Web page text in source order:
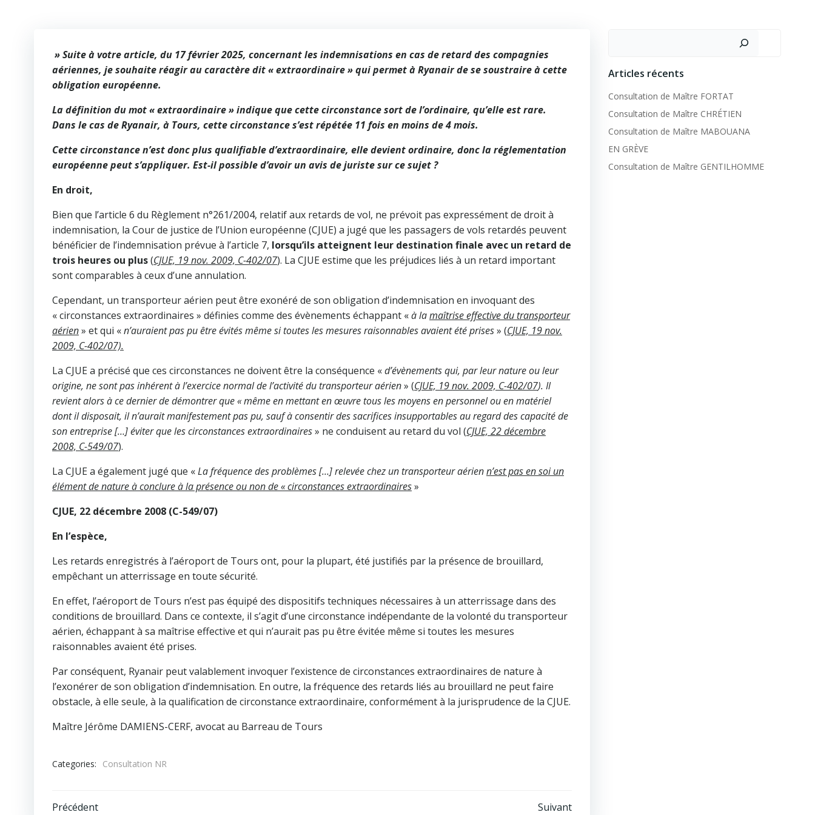
» Suite à votre article, du 17 février 2025, concernant les indemnisations en cas de retard des compagnies
aériennes, je souhaite réagir au caractère dit « extraordinaire » qui permet à Ryanair de se soustraire à cette
obligation européenne.
La définition du mot « extraordinaire » indique que cette circonstance sort de l’ordinaire, qu’elle est rare.
Dans le cas de Ryanair, à Tours, cette circonstance s’est répétée 11 fois en moins de 4 mois.
Cette circonstance n’est donc plus qualifiable d’extraordinaire, elle devient ordinaire, donc la réglementation
européenne peut s’appliquer. Est-il possible d’avoir un avis de juriste sur ce sujet ?
En droit,
Bien que l’article 6 du Règlement n°261/2004, relatif aux retards de vol, ne prévoit pas expressément de droit à
indemnisation, la Cour de justice de l’Union européenne (CJUE) a jugé que les passagers de vols retardés peuvent
bénéficier de l’indemnisation prévue à l’article 7, lorsqu’ils atteignent leur destination finale avec un retard de
trois heures ou plus(CJUE, 19 nov. 2009, C-402/07). La CJUE estime que les préjudices liés à un retard important
sont comparables à ceux d’une annulation.
Cependant, un transporteur aérien peut être exonéré de son obligation d’indemnisation en invoquant des
« circonstances extraordinaires » définies comme des évènements échappant «à lamaîtrise effective du transporteur
aérien» et qui «n’auraient pas pu être évités même si toutes les mesures raisonnables avaient été prises» (CJUE, 19 nov.
2009, C-402/07).
La CJUE a précisé que ces circonstances ne doivent être la conséquence «d’évènements qui, par leur nature ou leur
origine, ne sont pas inhérent à l’exercice normal de l’activité du transporteur aérien» (CJUE, 19 nov. 2009, C-402/07). Il
revient alors à ce dernier de démontrer que « même en mettant en œuvre tous les moyens en personnel ou en matériel
dont il disposait, il n’aurait manifestement pas pu, sauf à consentir des sacrifices insupportables au regard des capacité de
son entreprise […] éviter que les circonstances extraordinaires» ne conduisent au retard du vol (CJUE, 22 décembre
2008, C-549/07).
La CJUE a également jugé que «La fréquence des problèmes […] relevée chez un transporteur aérienn’est pas en soi un
élément de nature à conclure à la présence ou non de « circonstances extraordinaires»
CJUE, 22 décembre 2008 (C-549/07)
En l’espèce,
Les retards enregistrés à l’aéroport de Tours ont, pour la plupart, été justifiés par la présence de brouillard,
empêchant un atterrissage en toute sécurité.
En effet, l’aéroport de Tours n’est pas équipé des dispositifs techniques nécessaires à un atterrissage dans des
conditions de brouillard. Dans ce contexte, il s’agit d’une circonstance indépendante de la volonté du transporteur
aérien, échappant à sa maîtrise effective et qui n’aurait pas pu être évitée même si toutes les mesures
raisonnables avaient été prises.
Par conséquent, Ryanair peut valablement invoquer l’existence de circonstances extraordinaires de nature à
l’exonérer de son obligation d’indemnisation. En outre, la fréquence des retards liés au brouillard ne peut faire
obstacle, à elle seule, à la qualification de circonstance extraordinaire, conformément à la jurisprudence de la CJUE.
Maître Jérôme DAMIENS-CERF, avocat au Barreau de Tours
Categories: Consultation NR
Précédent Suivant
Articles récents
Consultation de Maître FORTAT
Consultation de Maître CHRÉTIEN
Consultation de Maître MABOUANA
EN GRÈVE
Consultation de Maître GENTILHOMME